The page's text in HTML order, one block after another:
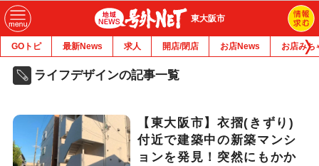
東大阪市
GOトピ 最新News 求人 開店/閉店 お店News お店みち
ライフデザインの記事一覧
【東大阪市】衣摺(きずり)
付近で建築中の新築マンシ
ョンを発見！突然にもかか